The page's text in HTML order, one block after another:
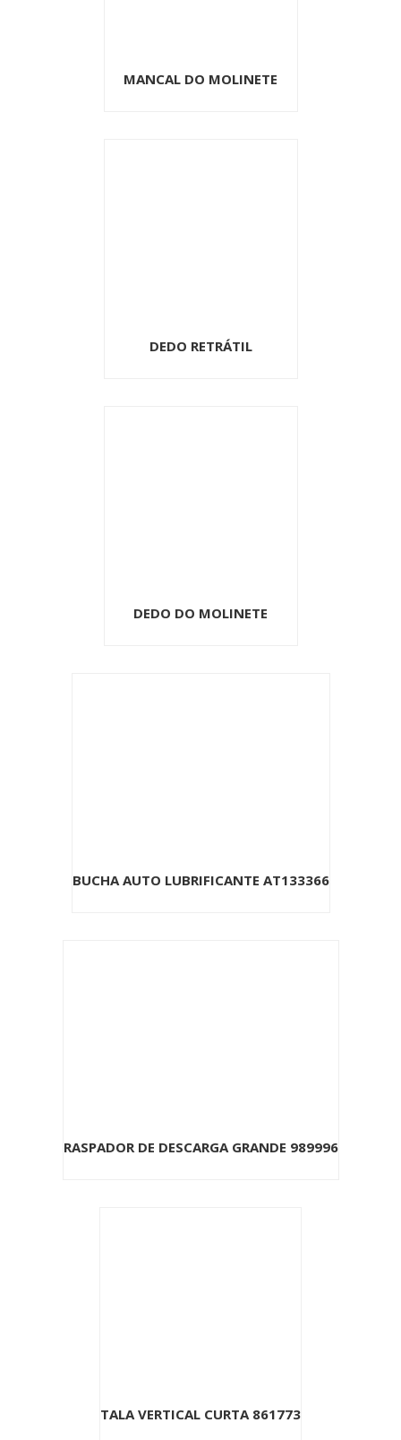
MANCAL DO MOLINETE
DEDO RETRÁTIL
DEDO DO MOLINETE
BUCHA AUTO LUBRIFICANTE AT133366
RASPADOR DE DESCARGA GRANDE 989996
TALA VERTICAL CURTA 861773